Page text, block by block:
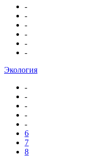
-
-
-
-
-
-
Экология
-
-
-
-
-
6
7
8